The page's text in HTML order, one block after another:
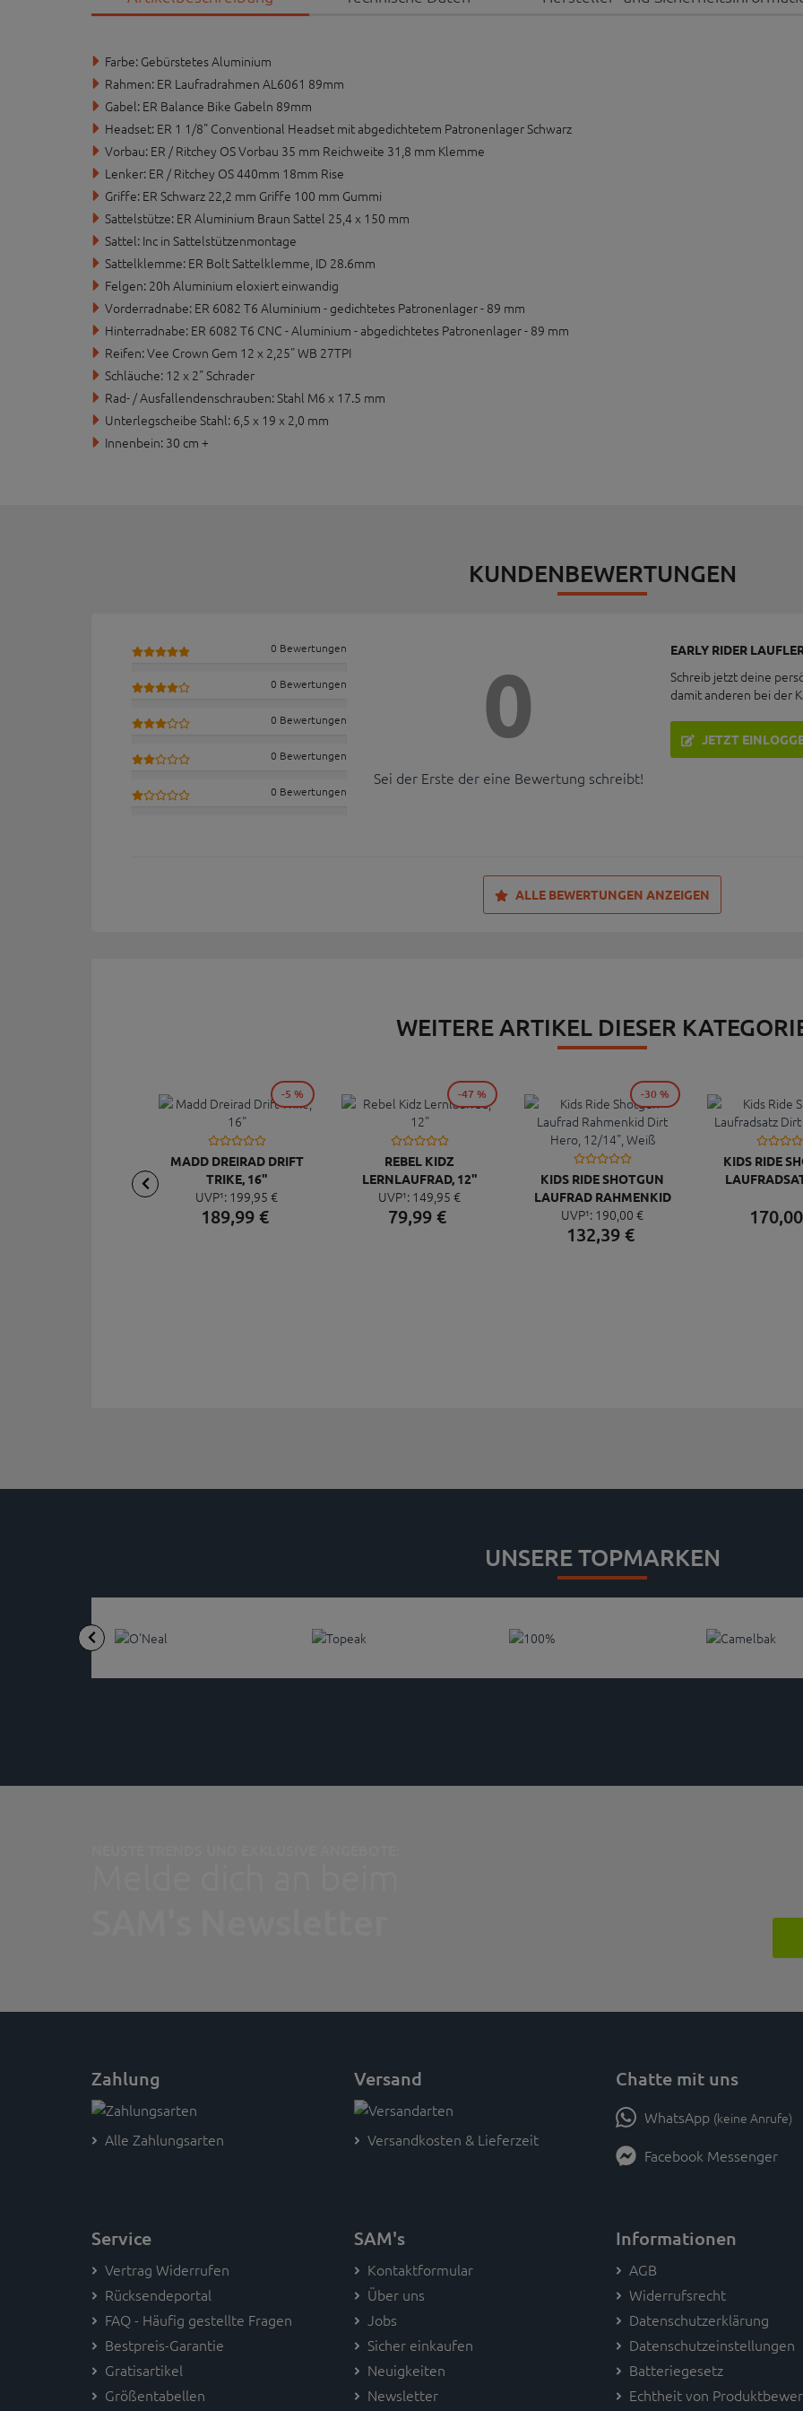
Farbe: Gebürstetes Aluminium
Rahmen: ER Laufradrahmen AL6061 89mm
Gabel: ER Balance Bike Gabeln 89mm
Headset: ER 1 1/8" Conventional Headset mit abgedichtetem Patronenlager Schwarz
Vorbau: ER / Ritchey OS Vorbau 35 mm Reichweite 31,8 mm Klemme
Lenker: ER / Ritchey OS 440mm 18mm Rise
Griffe: ER Schwarz 22,2 mm Griffe 100 mm Gummi
Sattelstütze: ER Aluminium Braun Sattel 25,4 x 150 mm
Sattel: Inc in Sattelstützenmontage
Sattelklemme: ER Bolt Sattelklemme, ID 28.6mm
Felgen: 20h Aluminium eloxiert einwandig
Vorderradnabe: ER 6082 T6 Aluminium - gedichtetes Patronenlager - 89 mm
Hinterradnabe: ER 6082 T6 CNC - Aluminium - abgedichtetes Patronenlager - 89 mm
Reifen: Vee Crown Gem 12 x 2,25" WB 27TPI
Schläuche: 12 x 2" Schrader
Rad- / Ausfallendenschrauben: Stahl M6 x 17.5 mm
Unterlegscheibe Stahl: 6,5 x 19 x 2,0 mm
Innenbein: 30 cm +
KUNDENBEWERTUNGEN
0 Bewertungen
0 Bewertungen
0 Bewertungen
0 Bewertungen
0 Bewertungen
0
Sei der Erste der eine Bewertung schreibt!
EARLY RIDER
Schreib jetzt deine
damit anderen bei der
JETZT
ALLE BEWERTUNGEN ANZEIGEN
WEITERE ARTIKEL DIESER
MADD DREIRAD DRIFT
TRIKE, 16"
UVP¹: 199, 95 €
189,99 €
-5 %
REBEL KIDZ
LERNLAUFRAD, 12"
UVP¹: 149, 95 €
79,99€
-47 %
KIDS RIDE SHOTGUN
LAUFRAD RAHMENKID
DIRT HERO, 12/14", WEISS
UVP¹: 190, 00 €
132,39 €
-30 %
KIDS RIDE
170,00
UNSERE TOPMARKEN
Zahlung
Alle Zahlungsarten
Versand
Versandkosten & Lieferzeit
Chatte mit uns
WhatsApp (keine Anrufe)
Facebook Messenger
Service
Vertrag Widerrufen
Rücksendeportal
FAQ - Häufig gestellte Fragen
Bestpreis-Garantie
Gratisartikel
Größentabellen
SAM's
Kontaktformular
Über uns
Jobs
Sicher einkaufen
Neuigkeiten
Newsletter
Informationen
AGB
Widerrufsrecht
Datenschutzerklärung
Datenschutzeinstellungen
Batteriegesetz
Echtheit von